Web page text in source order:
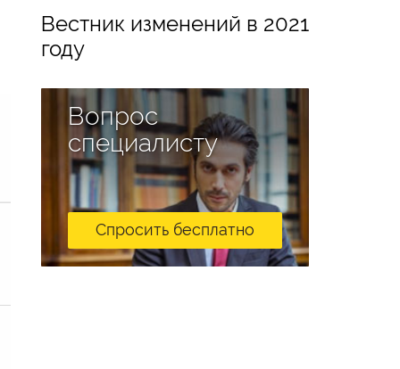
Вестник изменений в 2021
году
Вопрос
специалисту
Спросить бесплатно